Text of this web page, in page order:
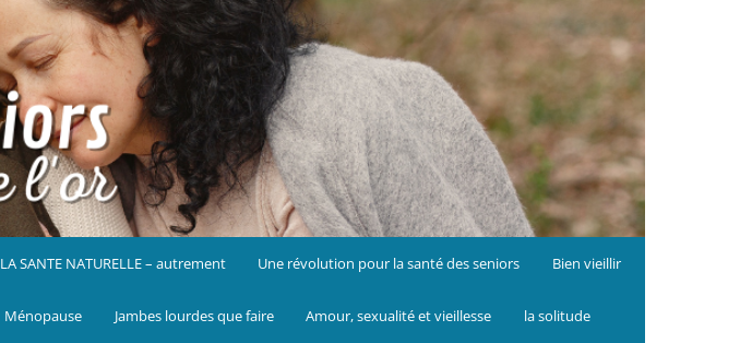
LA SANTE NATURELLE – autrement Une révolution pour la santé des seniors Bien vieillir
Ménopause Jambes lourdes que faire Amour, sexualité et vieillesse la solitude